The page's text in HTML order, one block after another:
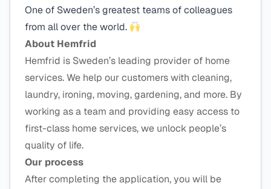
One of Sweden’s greatest teams of colleagues
from all over the world.
About Hemfrid
Hemfrid is Sweden’s leading provider of home
services. We help our customers with cleaning,
laundry, ironing, moving, gardening, and more. By
working as a team and providing easy access to
first-class home services, we unlock people’s
quality of life.
Our process
After completing the application, you will be